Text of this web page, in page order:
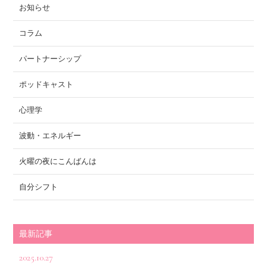
お知らせ
コラム
パートナーシップ
ポッドキャスト
心理学
波動・エネルギー
火曜の夜にこんばんは
自分シフト
最新記事
2025.10.27